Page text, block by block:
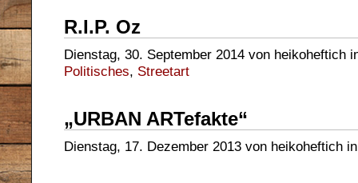
R.I.P. Oz
Dienstag, 30. September 2014 von heikoheftich
Politisches, Streetart
„URBAN ARTefakte“
Dienstag, 17. Dezember 2013 von heikoheftich